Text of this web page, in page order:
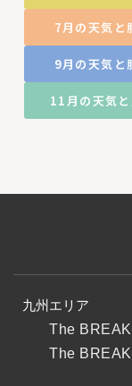
7月の天気と
9月の天気と
11月の天気と
九州エリア
The
The